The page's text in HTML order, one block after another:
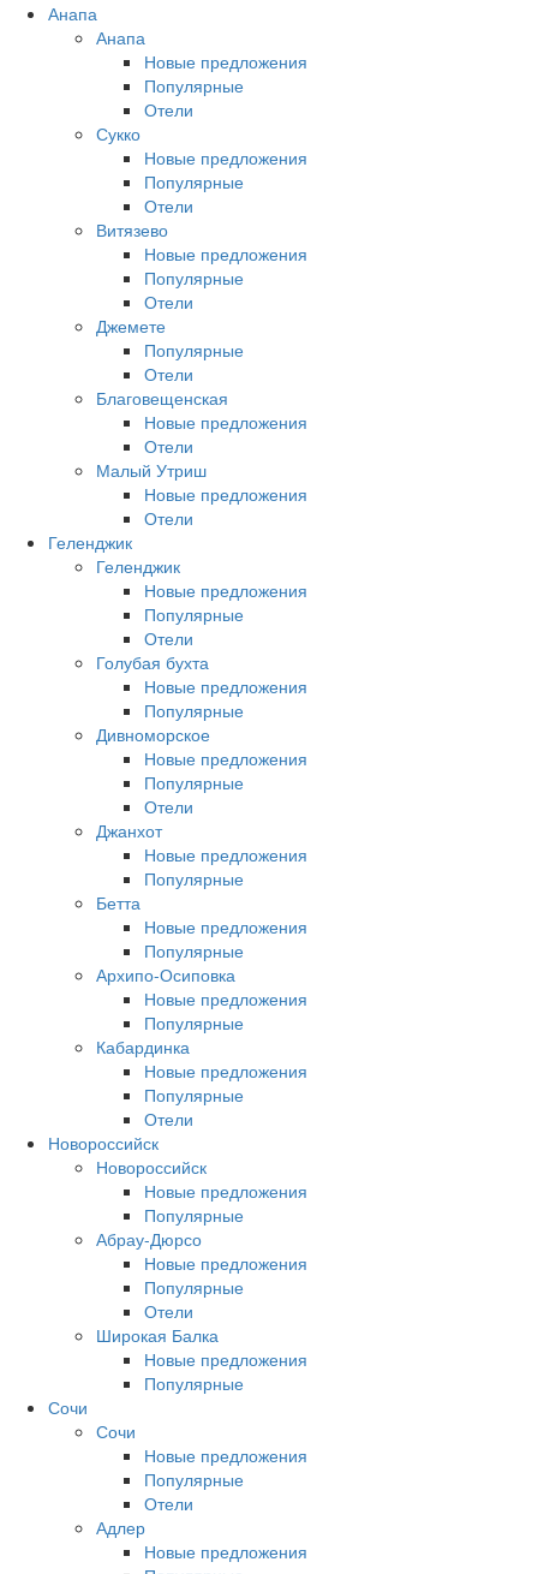
Анапа
Анапа
Новые предложения
Популярные
Отели
Сукко
Новые предложения
Популярные
Отели
Витязево
Новые предложения
Популярные
Отели
Джемете
Популярные
Отели
Благовещенская
Новые предложения
Отели
Малый Утриш
Новые предложения
Отели
Геленджик
Геленджик
Новые предложения
Популярные
Отели
Голубая бухта
Новые предложения
Популярные
Дивноморское
Новые предложения
Популярные
Отели
Джанхот
Новые предложения
Популярные
Бетта
Новые предложения
Популярные
Архипо-Осиповка
Новые предложения
Популярные
Кабардинка
Новые предложения
Популярные
Отели
Новороссийск
Новороссийск
Новые предложения
Популярные
Абрау-Дюрсо
Новые предложения
Популярные
Отели
Широкая Балка
Новые предложения
Популярные
Сочи
Сочи
Новые предложения
Популярные
Отели
Адлер
Новые предложения